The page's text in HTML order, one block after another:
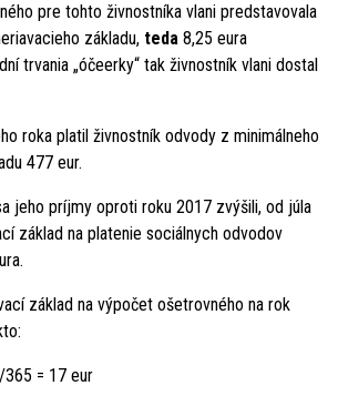
pre tohto živnostníka vlani predstavovala
základu, teda 8,25 eura
trvania „óčeerky“ tak živnostník vlani dostal
roka platil živnostník odvody z minimálneho
477 eur.
jeho príjmy oproti roku 2017 zvýšili, od júla
základ na platenie sociálnych odvodov
základ na výpočet ošetrovného na rok
= 17 eur